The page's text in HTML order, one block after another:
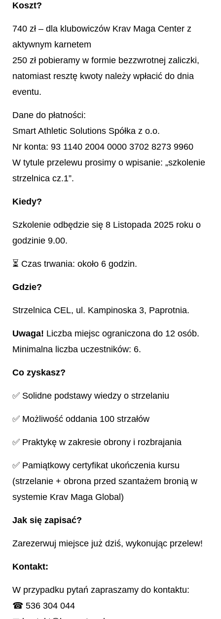
Koszt?
740 zł – dla klubowiczów Krav Maga Center z
aktywnym karnetem
250 zł pobieramy w formie bezzwrotnej zaliczki,
natomiast resztę kwoty należy wpłacić do dnia
eventu.
Dane do płatności:
Smart Athletic Solutions Spółka z o.o.
Nr konta: 93 1140 2004 0000 3702 8273 9960
W tytule przelewu prosimy o wpisanie: „szkolenie
strzelnica cz.1”.
Kiedy?
Szkolenie odbędzie się 8 Listopada 2025 roku o
godzinie 9.00.
⏳ Czas trwania: około 6 godzin.
Gdzie?
Strzelnica CEL, ul. Kampinoska 3, Paprotnia.
Uwaga! Liczba miejsc ograniczona do 12 osób.
Minimalna liczba uczestników: 6.
Co zyskasz?
✅ Solidne podstawy wiedzy o strzelaniu
✅ Możliwość oddania 100 strzałów
✅ Praktykę w zakresie obrony i rozbrajania
✅ Pamiątkowy certyfikat ukończenia kursu
(strzelanie + obrona przed szantażem bronią w
systemie Krav Maga Global)
Jak się zapisać?
Zarezerwuj miejsce już dziś, wykonując przelew!
Kontakt:
W przypadku pytań zapraszamy do kontaktu:
☎ 536 304 044